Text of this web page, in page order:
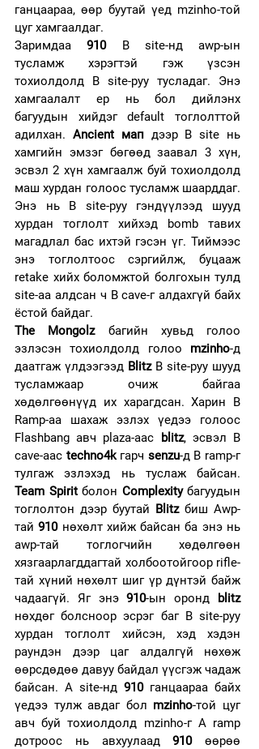
ганцаараа, өөр буутай үед mzinho-той
цуг хамгаалдаг.
Заримдаа 910 B site-нд awp-ын
тусламж хэрэгтэй гэж үзсэн
тохиолдолд B site-руу тусладаг. Энэ
хамгаалалт ер нь бол дийлэнх
багуудын хийдэг default тоглолттой
адилхан. Ancient мап дээр B site нь
хамгийн эмзэг бөгөөд заавал 3 хүн,
эсвэл 2 хүн хамгаалж буй тохиолдолд
маш хурдан голоос тусламж шаарддаг.
Энэ нь B site-руу гэндүүлээд шууд
хурдан тоглолт хийхэд bomb тавих
магадлал бас ихтэй гэсэн үг. Тиймээс
энэ тоглолтоос сэргийлж, буцааж
retake хийх боломжтой болгохын тулд
site-aa алдсан ч B cave-г алдахгүй байх
ёстой байдаг.
The Mongolz багийн хувьд голоо
эзлэсэн тохиолдолд голоо mzinho-д
даатгаж үлдээгээд Blitz B site-руу шууд
тусламжаар очиж байгаа
хөдөлгөөнүүд их харагдсан. Харин B
Ramp-aa шахаж эзлэх үедээ голоос
Flashbang авч plaza-аас blitz, эсвэл B
cave-aac techno4k гарч senzu-д B ramp-г
Team Spirit болон Complexity багуудын
тоглолтон дээр буутай Blitz биш Awp-
тай 910 нөхөлт хийж байсан ба энэ нь
awp-тай тоглогчийн хөдөлгөөн
хязгаарлагддагтай холбоотойгоор rifle-
тай хүний нөхөлт шиг үр дүнтэй байж
чадаагүй. Яг энэ 910-ын оронд blitz
нөхдөг болсноор эсрэг баг B site-руу
хурдан тоглолт хийсэн, хэд хэдэн
раундэн дээр цаг алдалгүй нөхөж
өөрсдөдөө давуу байдал үүсгэж чадаж
байсан. А site-нд 910 ганцаараа байх
үедээ тулж авдаг бол mzinho-той цуг
авч буй тохиолдолд mzinho-г А ramp
дотроос нь авхуулаад 910 өөрөө